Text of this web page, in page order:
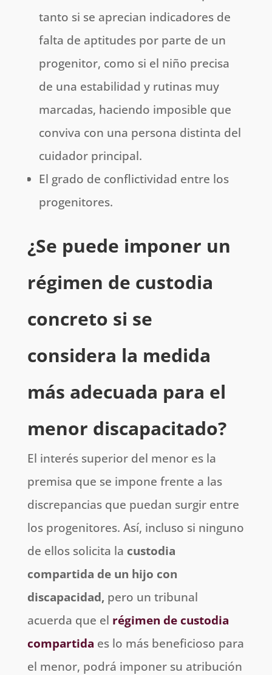
tanto si se aprecian indicadores de
falta de aptitudes por parte de un
progenitor, como si el niño precisa
de una estabilidad y rutinas muy
marcadas, haciendo imposible que
conviva con una persona distinta del
cuidador principal.
El grado de conflictividad entre los
progenitores.
¿Se puede imponer un
régimen de custodia
concreto si se
considera la medida
más adecuada para el
menor discapacitado?
El interés superior del menor es la
premisa que se impone frente a las
discrepancias que puedan surgir entre
los progenitores. Así, incluso si ninguno
de ellos solicita la custodia
compartida de un hijo con
discapacidad, pero un tribunal
acuerda que el régimen de custodia
compartida es lo más beneficioso para
el menor, podrá imponer su atribución